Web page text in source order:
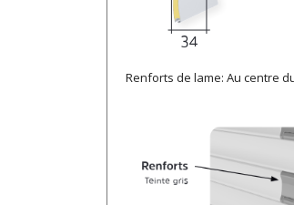
Renforts de lame: Au centre